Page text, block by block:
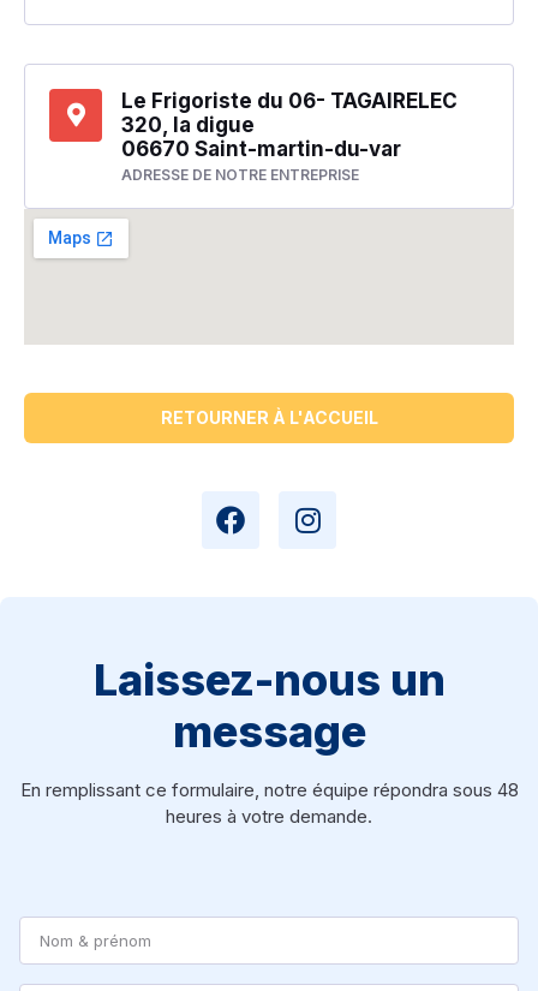
Le Frigoriste du 06- TAGAIRELEC
320, la digue
06670 Saint-martin-du-var
ADRESSE DE NOTRE ENTREPRISE
RETOURNER À L'ACCUEIL
Laissez-nous un
message
En remplissant ce formulaire, notre équipe répondra sous 48
heures à votre demande.